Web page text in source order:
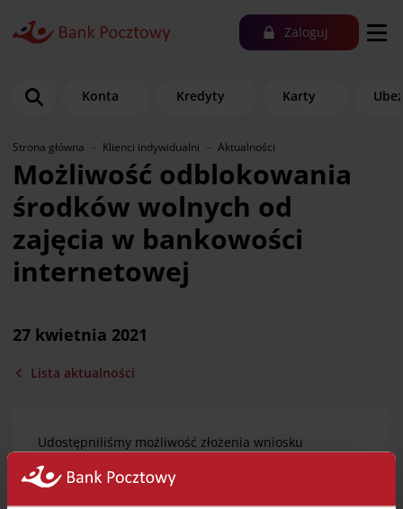
Zaloguj
Konta Kredyty Karty
Strona główna Klienci indywidualni Aktualności
Możliwość odblokowania
środków wolnych od
zajęcia w bankowości
internetowej
27 kwietnia 2021
Lista aktualności
Udostępniliśmy możliwość złożenia wniosku
o odblokowanie środków wolnych od zajęcia
egzekucyjnego za pomocą bankowości internetowej.